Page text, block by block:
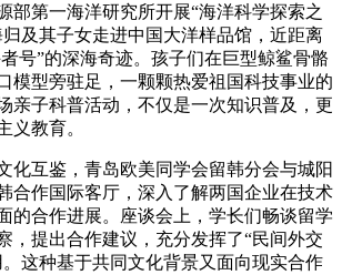
部第一海洋研究所开展“海洋科学探索之
及其子女走进中国大洋样品馆，近距离
号”的深海奇迹。孩子们在巨型鲸鲨骨骼
模型旁驻足，一颗颗热爱祖国科技事业的
亲子科普活动，不仅是一次知识普及，更
义教育。
互鉴，青岛欧美同学会留韩分会与城阳
合作国际客厅，深入了解两国企业在技术
的合作进展。座谈会上，学长们畅谈留学
，提出合作建议，充分发挥了“民间外交
这种基于共同文化背景又面向现实合作